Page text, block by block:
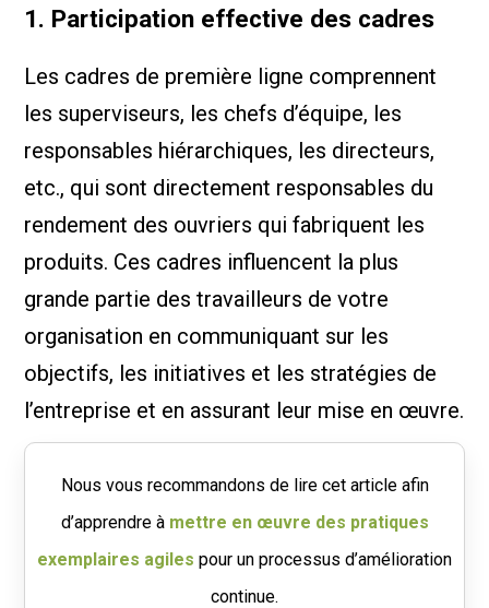
1. Participation effective des cadres
Les cadres de première ligne comprennent
les superviseurs, les chefs d’équipe, les
responsables hiérarchiques, les directeurs,
etc., qui sont directement responsables du
rendement des ouvriers qui fabriquent les
produits. Ces cadres influencent la plus
grande partie des travailleurs de votre
organisation en communiquant sur les
objectifs, les initiatives et les stratégies de
l’entreprise et en assurant leur mise en œuvre.
Nous vous recommandons de lire cet article afin
d’apprendre à mettre en œuvre des pratiques
exemplaires agiles pour un processus d’amélioration
continue.